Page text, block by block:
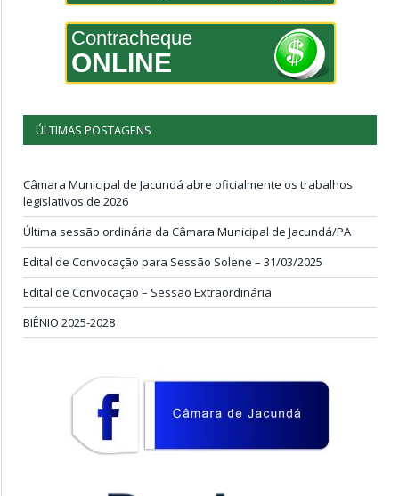
Contracheque
ONLINE
ÚLTIMAS POSTAGENS
Câmara Municipal de Jacundá abre oficialmente os trabalhos
legislativos de 2026
Última sessão ordinária da Câmara Municipal de Jacundá/PA
Edital de Convocação para Sessão Solene – 31/03/2025
Edital de Convocação – Sessão Extraordinária
BIÊNIO 2025-2028